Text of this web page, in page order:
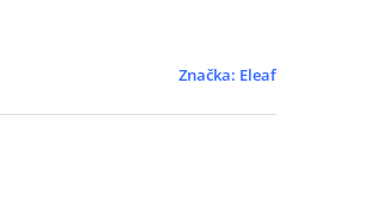
Značka: Eleaf